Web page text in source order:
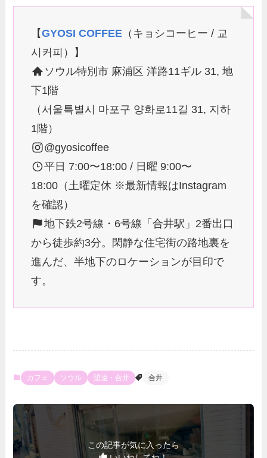
【GYOSI COFFEE （キョシコーヒー / 교
시커피）】
ソウル特別市 麻浦区 洋路11ギル 31, 地
下1階
（서울특별시 마포구 양화로11길 31, 지하
1階）
@gyosicoffee
平日 7:00〜18:00 / 日曜 9:00〜
18:00（土曜定休 ※最新情報はInstagram
を確認）
地下鉄2号線・6号線「合井駅」2番出口
から徒歩約3分。閑静な住宅街の路地裏を
進んだ、半地下のロケーションが目印で
す。
カフェ ソウル 望遠・合井 合井
この記事が気に入ったら